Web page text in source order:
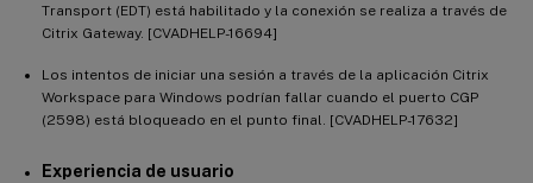
Transport (EDT) está habilitado y la conexión se realiza a través de
Citrix Gateway. [CVADHELP-16694]
Los intentos de iniciar una sesión a través de la aplicación Citrix
Workspace para Windows podrían fallar cuando el puerto CGP
(2598) está bloqueado en el punto final. [CVADHELP-17632]
Experiencia de usuario